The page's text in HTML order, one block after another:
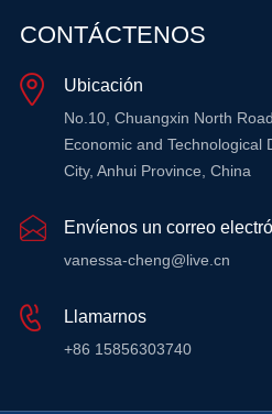
CONTÁCTENOS
Ubicación
No.10, Chuangxin North
Economic and Technological
City, Anhui Province, China
Envíenos un correo
vanessa-cheng@live.cn
Llamarnos
+86 15856303740